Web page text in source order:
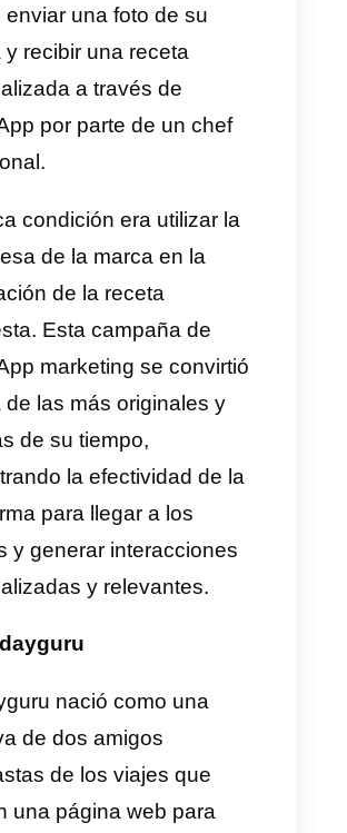
exitosa de Accor
hoteles Accor ubicados en
Unido o Irlanda, se ofrece
un número de
de WhatsApp junto con
de la habitación. De esta
pueden disfrutar de una
rápida y sencilla
hotel para solicitar
como reservar una
en el restaurante, solicitar
adicionales o incluso
de esta
permite a los
sentirse más